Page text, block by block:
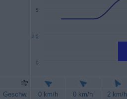
0
2.5
5
Geschw. 0 km/h 0 km/h 2 km/h